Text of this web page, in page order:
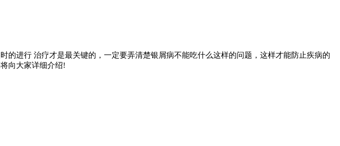
进行 治疗才是最关键的，一定要弄清楚银屑病不能吃什么这样的问题，这样才能防止疾病的
向大家详细介绍!